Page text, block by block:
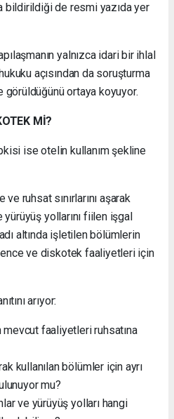
bildirildiği de resmi yazıda yer
yalnızca idari bir ihlal
açısından da soruşturma
ortaya koyuyor.
Mİ?
ise otelin kullanım şekline
ruhsat sınırlarını aşarak
yollarını fiilen işgal
altında işletilen bölümlerin
ve diskotek faaliyetleri için
arıyor:
faaliyetleri ruhsatına
kullanılan bölümler için ayrı
mu?
ve yürüyüş yolları hangi